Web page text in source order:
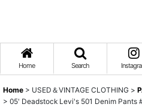
Home Search
Home > USED＆VINTAGE CLOTHING >
> 05' Deadstock Levi's 501 Denim Pants